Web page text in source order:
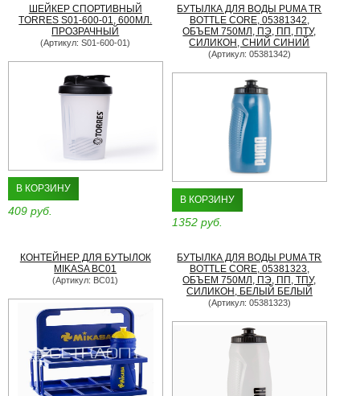
ШЕЙКЕР СПОРТИВНЫЙ
TORRES S01-600-01, 600МЛ.
ПРОЗРАЧНЫЙ
(Артикул: S01-600-01)
В КОРЗИНУ
409 руб.
БУТЫЛКА ДЛЯ ВОДЫ PUMA TR
BOTTLE CORE, 05381342,
ОБЪЕМ 750МЛ, ПЭ, ПП, ПТУ,
СИЛИКОН, СНИЙ СИНИЙ
(Артикул: 05381342)
В КОРЗИНУ
1352 руб.
КОНТЕЙНЕР ДЛЯ БУТЫЛОК
MIKASA BC01
(Артикул: BC01)
БУТЫЛКА ДЛЯ ВОДЫ PUMA TR
BOTTLE CORE, 05381323,
ОБЪЕМ 750МЛ, ПЭ, ПП, ТПУ,
СИЛИКОН, БЕЛЫЙ БЕЛЫЙ
(Артикул: 05381323)